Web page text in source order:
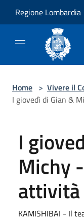
Regione Lombardia
Home > Vivere il
I giovedì di Gian &
I
Michy
KAMISHIBAI - Il